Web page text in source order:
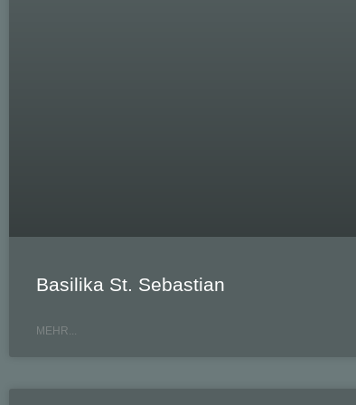
Basilika St. Sebastian
MEHR...